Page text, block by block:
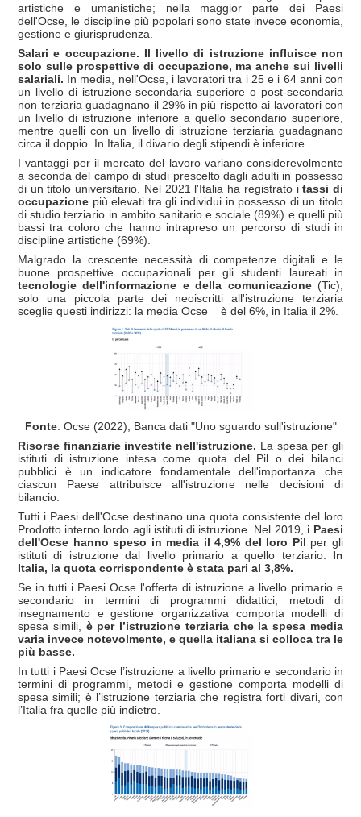
artistiche e umanistiche; nella maggior parte dei Paesi
dell'Ocse, le discipline più popolari sono state invece economia,
gestione e giurisprudenza.
Salari e occupazione. Il livello di istruzione influisce non
solo sulle prospettive di occupazione, ma anche sui livelli
salariali. In media, nell'Ocse, i lavoratori tra i 25 e i 64 anni con
un livello di istruzione secondaria superiore o post-secondaria
non terziaria guadagnano il 29% in più rispetto ai lavoratori con
un livello di istruzione inferiore a quello secondario superiore,
mentre quelli con un livello di istruzione terziaria guadagnano
circa il doppio. In Italia, il divario degli stipendi è inferiore.
I vantaggi per il mercato del lavoro variano considerevolmente
a seconda del campo di studi prescelto dagli adulti in possesso
di un titolo universitario. Nel 2021 l'Italia ha registrato itassi di
occupazione più elevati tra gli individui in possesso di un titolo
di studio terziario in ambito sanitario e sociale (89%) e quelli più
bassi tra coloro che hanno intrapreso un percorso di studi in
discipline artistiche (69%).
Malgrado la crescente necessità di competenze digitali e le
buone prospettive occupazionali per gli studenti laureati in
tecnologie dell'informazione e della comunicazione(Tic),
solo una piccola parte dei neoiscritti all'istruzione terziaria
sceglie questi indirizzi: la media Ocse è del 6%, in Italia il 2%.
Fonte: Ocse (2022), Banca dati "Uno sguardo sull'istruzione"
Risorse finanziarie investite nell'istruzione. La spesa per gli
istituti di istruzione intesa come quota del Pil o dei bilanci
pubblici è un indicatore fondamentale dell'importanza che
ciascun Paese attribuisce all'istruzione nelle decisioni di
bilancio.
Tutti i Paesi dell'Ocse destinano una quota consistente del loro
Prodotto interno lordo agli istituti di istruzione. Nel 2019, i Paesi
dell'Ocse hanno speso in media il 4,9% del loro Pil per gli
istituti di istruzione dal livello primario a quello terziario. In
Italia, la quota corrispondente è stata pari al 3,8%.
Se in tutti i Paesi Ocse l'offerta di istruzione a livello primario e
secondario in termini di programmi didattici, metodi di
insegnamento e gestione organizzativa comporta modelli di
spesa simili, è per l’istruzione terziaria che la spesa media
varia invece notevolmente, e quella italiana si colloca tra le
più basse.
In tutti i Paesi Ocse l’istruzione a livello primario e secondario in
termini di programmi, metodi e gestione comporta modelli di
spesa simili; è l’istruzione terziaria che registra forti divari, con
l’Italia fra quelle più indietro.